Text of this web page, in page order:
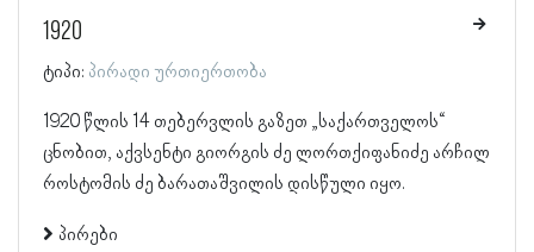
1920
ტიპი: პირადი ურთიერთობა
1920 წლის 14 თებერვლის გაზეთ „საქართველოს“
ცნობით, აქვსენტი გიორგის ძე ლორთქიფანიძე არჩილ
როსტომის ძე ბარათაშვილის დისწული იყო.
პირები